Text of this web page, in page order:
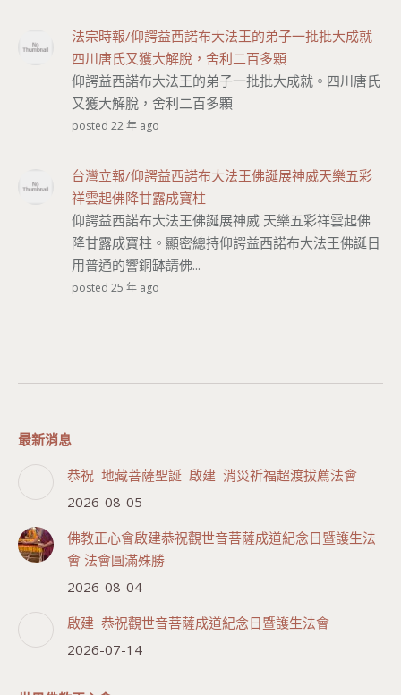
法宗時報/仰諤益西諾布大法王的弟子一批批大成就
四川唐氏又獲大解脫，舍利二百多顆
仰諤益西諾布大法王的弟子一批批大成就。四川唐氏
又獲大解脫，舍利二百多顆
posted 22 年 ago
台灣立報/仰諤益西諾布大法王佛誕展神威天樂五彩
祥雲起佛降甘露成寶柱
仰諤益西諾布大法王佛誕展神威 天樂五彩祥雲起佛
降甘露成寶柱。顯密總持仰諤益西諾布大法王佛誕日
用普通的響銅缽請佛...
posted 25 年 ago
最新消息
恭祝 地藏菩薩聖誕 啟建 消災祈福超渡拔薦法會
2026-08-05
佛教正心會啟建恭祝觀世音菩薩成道紀念日暨護生法
會 法會圓滿殊勝
2026-08-04
啟建 恭祝觀世音菩薩成道紀念日暨護生法會
2026-07-14